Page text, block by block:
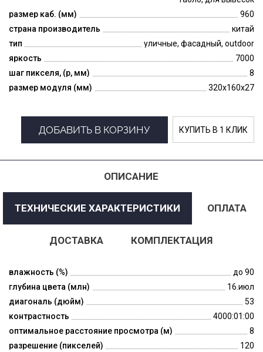
размер каб. (мм)
960
страна производитель
китай
тип
уличные, фасадный, outdoor
яркость
7000
шаг пикселя, (p, мм)
8
размер модуля (мм)
320x160x27
ДОБАВИТЬ В КОРЗИНУ КУПИТЬ В 1 КЛИК
ОПИСАНИЕ
ТЕХНИЧЕСКИЕ ХАРАКТЕРИСТИКИ ОПЛАТА
ДОСТАВКА КОМПЛЕКТАЦИЯ
влажность (%)
до 90
глубина цвета (млн)
16.июл
диагональ (дюйм)
53
контрастность
4000:01:00
оптимальное расстояние просмотра (м)
8
разрешение (пикселей)
120